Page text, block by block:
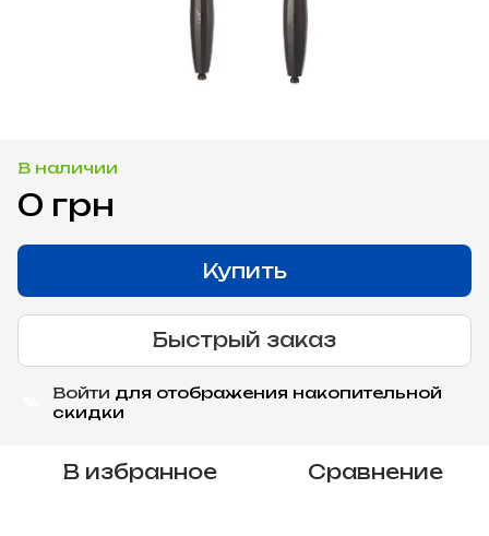
В наличии
0 грн
Купить
Быстрый заказ
Войти для отображения накопительной
скидки
В избранное Сравнение